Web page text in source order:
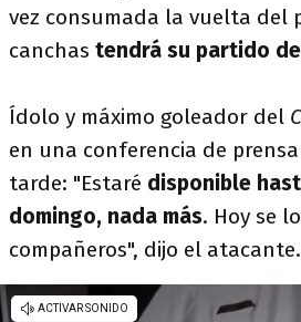
vez consumada la vuelta del
canchas tendrá su partido
Ídolo y máximo goleador del
en una conferencia de
tarde: "Estaré disponible
domingo, nada más. Hoy se
compañeros", dijo el atacante.